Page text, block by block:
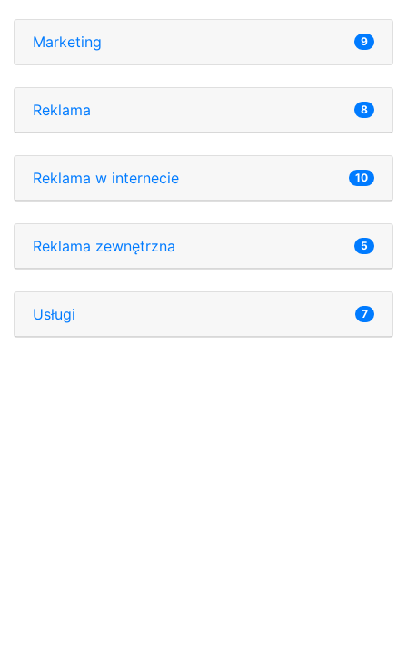
Marketing 9
Reklama 8
Reklama w internecie 10
Reklama zewnętrzna 5
Usługi 7